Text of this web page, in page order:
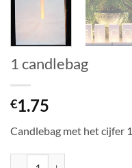
1 candlebag
€1.75
Candlebag met het cijfer 1